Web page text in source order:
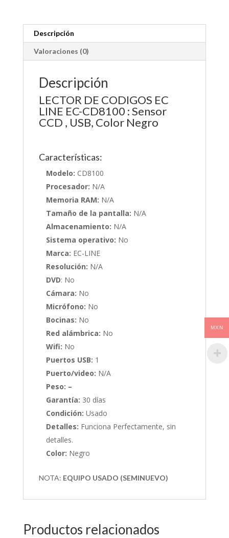
Descripción
Valoraciones (0)
Descripción
LECTOR DE CODIGOS EC
LINE EC-CD8100 : Sensor
CCD , USB, Color Negro
Características:
Modelo: CD8100
Procesador: N/A
Memoria RAM: N/A
Tamaño de la pantalla: N/A
Almacenamiento: N/A
Sistema operativo: No
Marca: EC-LINE
Resolución: N/A
DVD: No
Cámara: No
Micrófono: No
Bocinas: No
Red alámbrica: No
Wifi: No
Puertos USB: 1
Puerto/video: N/A
Peso: –
Garantía: 30 días
Condición: Usado
Detalles: Funciona Perfectamente, sin
detalles.
Color: Negro
NOTA: EQUIPO USADO (SEMINUEVO)
Productos relacionados
MXN